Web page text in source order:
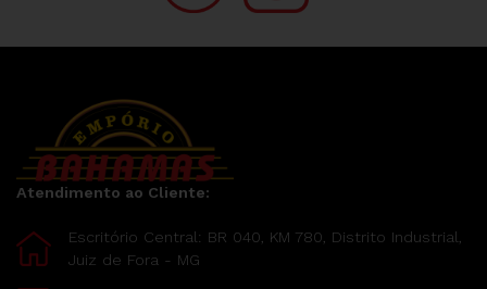
Atendimento ao Cliente:
Escritório Central: BR 040, KM 780, Distrito Industrial,
Juiz de Fora - MG